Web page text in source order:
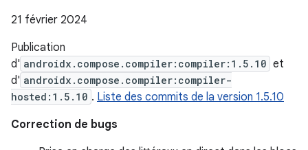
21 février 2024
Publication
d' androidx.compose.compiler:compiler:1.5.10 et
d' androidx.compose.compiler:compiler-
hosted:1.5.10 . Liste des commits de la version 1.5.10
Correction de bugs